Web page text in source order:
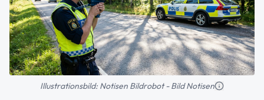
Illustrationsbild: Notisen Bildrobot - Bild Notisen